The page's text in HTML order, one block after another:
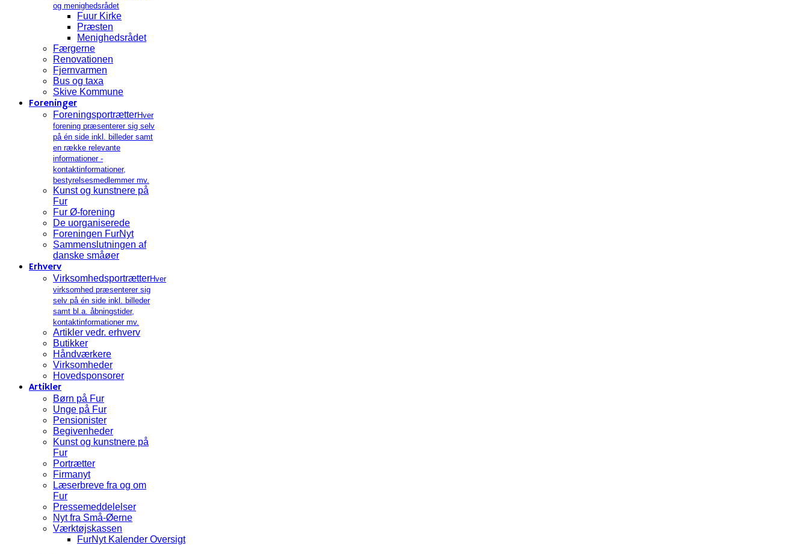
og menighedsrådet
Fuur Kirke
Præsten
Menighedsrådet
Færgerne
Renovationen
Fjernvarmen
Bus og taxa
Skive Kommune
Foreninger
ForeningsportrætterHver
forening præsenterer sig selv
på én side inkl. billeder samt
en række relevante
informationer -
kontaktinformationer,
bestyrelsesmedlemmer mv.
Kunst og kunstnere på
Fur
Fur Ø-forening
De uorganiserede
Foreningen FurNyt
Sammenslutningen af
danske småøer
Erhverv
VirksomhedsportrætterHver
virksomhed præsenterer sig
selv på én side inkl. billeder
samt bl.a. åbningstider,
kontaktinformationer mv.
Artikler vedr. erhverv
Butikker
Håndværkere
Virksomheder
Hovedsponsorer
Artikler
Børn på Fur
Unge på Fur
Pensionister
Begivenheder
Kunst og kunstnere på
Fur
Portrætter
Firmanyt
Læserbreve fra og om
Fur
Pressemeddelelser
Nyt fra Små-Øerne
Værktøjskassen
FurNyt Kalender Oversigt